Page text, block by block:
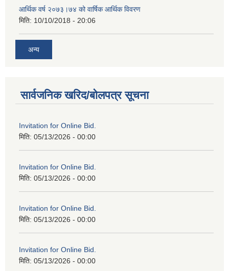
आर्थिक वर्ष २०७३।७४ को वार्षिक आर्थिक विवरण
मिति: 10/10/2018 - 20:06
अन्य
सार्वजनिक खरिद/बोलपत्र सूचना
Invitation for Online Bid.
मिति: 05/13/2026 - 00:00
Invitation for Online Bid.
मिति: 05/13/2026 - 00:00
Invitation for Online Bid.
मिति: 05/13/2026 - 00:00
Invitation for Online Bid.
मिति: 05/13/2026 - 00:00